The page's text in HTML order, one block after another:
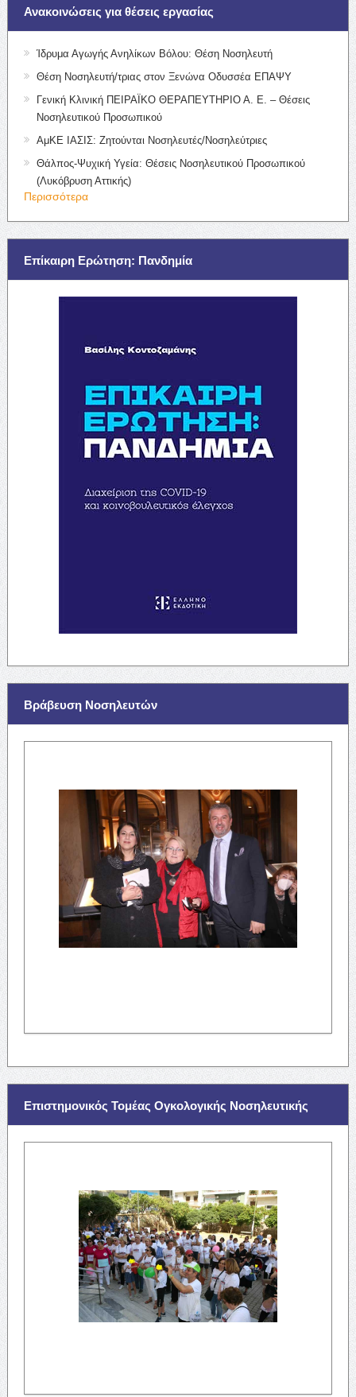
Ανακοινώσεις για θέσεις εργασίας
Ίδρυμα Αγωγής Ανηλίκων Βόλου: Θέση Νοσηλευτή
Θέση Νοσηλευτή/τριας στον Ξενώνα Οδυσσέα ΕΠΑΨΥ
Γενική Κλινική ΠΕΙΡΑΪΚΟ ΘΕΡΑΠΕΥΤΗΡΙΟ Α. Ε. – Θέσεις
Νοσηλευτικού Προσωπικού
ΑμΚΕ ΙΑΣΙΣ: Ζητούνται Νοσηλευτές/Νοσηλεύτριες
Θάλπος-Ψυχική Υγεία: Θέσεις Νοσηλευτικού Προσωπικού
(Λυκόβρυση Αττικής)
Περισσότερα
Επίκαιρη Ερώτηση: Πανδημία
Βράβευση Νοσηλευτών
Επιστημονικός Τομέας Ογκολογικής Νοσηλευτικής